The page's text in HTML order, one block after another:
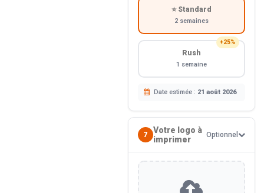
⭐ Standard
2 semaines
+25%
Rush
1 semaine
Date estimée : 21 août 2026
7
Votre logo à
imprimer
Optionnel